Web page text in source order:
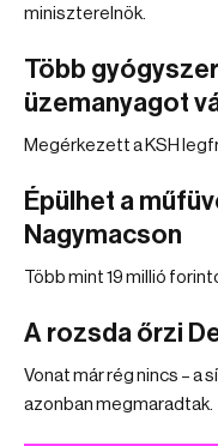
miniszterelnök.
Több
üzemanyagot
Megérkezett a KSH
Épülhet a
Nagymacson
Több mint 19 millió
A rozsda őrzi
Vonat már rég nincs – a
azonban megmaradtak.